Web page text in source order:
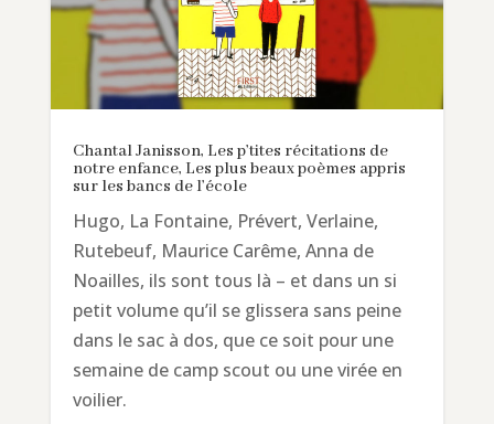
Chantal Janisson, Les p’tites récitations de
notre enfance, Les plus beaux poèmes appris
sur les bancs de l’école
Hugo, La Fontaine, Prévert, Verlaine,
Rutebeuf, Maurice Carême, Anna de
Noailles, ils sont tous là – et dans un si
petit volume qu’il se glissera sans peine
dans le sac à dos, que ce soit pour une
semaine de camp scout ou une virée en
voilier.